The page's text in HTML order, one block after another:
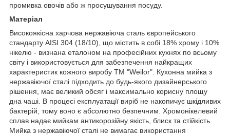
промивка овочів або ж просушування посуду.
Матеріал
Високоякісна харчова нержавіюча сталь європейського
стандарту AISI 304 (18/10), що містить в собі 18% хрому і 10%
нікелю - визнана еталоном на професійних кухнях по всьому
світу і використовується для забезпечення найкращих
характеристик кожного виробу ТМ "Weilor". Кухонна мийка з
нержавіючої сталі підходить до будь-якого дизайнерського
рішення, має великий обсяг і максимально корисну площу
дна чаші. В процесі експлуатації виріб не накопичує шкідливих
бактерій, тому воно є абсолютно безпечним. Хромонікелевий
сплав надає мийкам антикорозійну якість, блиск та стійкість.
Мийка з нержавіючої сталі не вимагає використання